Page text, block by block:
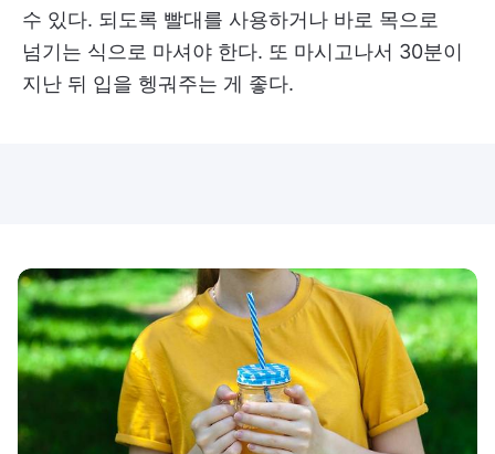
수 있다. 되도록 빨대를 사용하거나 바로 목으로
넘기는 식으로 마셔야 한다. 또 마시고나서 30분이
지난 뒤 입을 헹궈주는 게 좋다.